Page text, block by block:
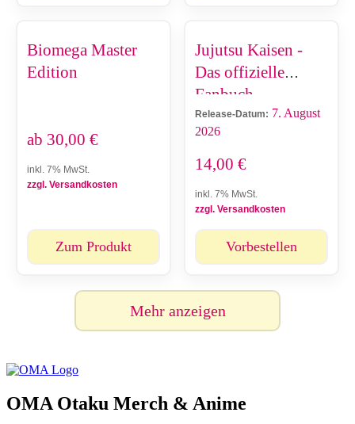
Biomega Master
Edition
ab 30,00 €
inkl. 7% MwSt.
zzgl. Versandkosten
Zum Produkt
Jujutsu Kaisen -
Das offizielle
Fanbuch
Release-Datum: 7. August
2026
14,00 €
inkl. 7% MwSt.
zzgl. Versandkosten
Vorbestellen
Mehr anzeigen
OMA Otaku Merch & Anime